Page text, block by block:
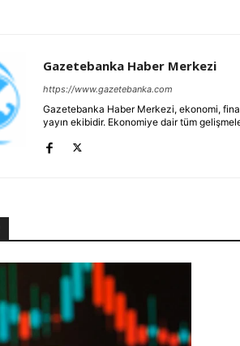
Gazetebanka Haber Merkezi
https://www.gazetebanka.com
Gazetebanka Haber Merkezi, ekonomi,
yayın ekibidir. Ekonomiye dair tüm